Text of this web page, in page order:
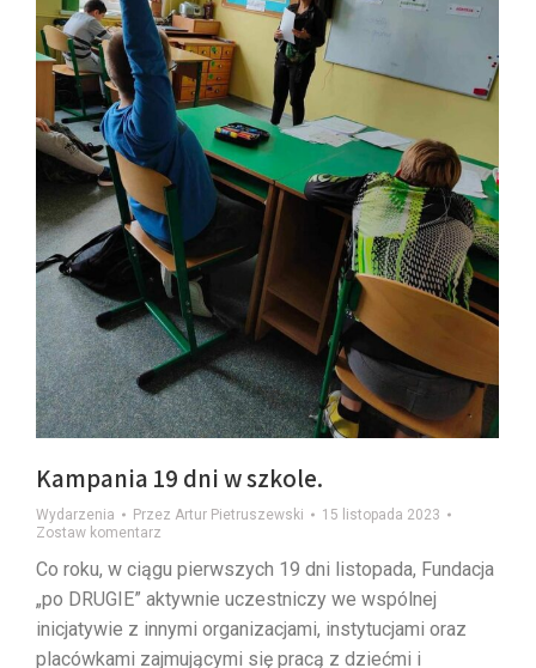
Kampania 19 dni w szkole.
Wydarzenia Przez Artur Pietruszewski
15 listopada 2023
Zostaw komentarz
Co roku, w ciągu pierwszych 19 dni listopada, Fundacja
„po DRUGIE” aktywnie uczestniczy we wspólnej
inicjatywie z innymi organizacjami, instytucjami oraz
placówkami zajmującymi się pracą z dziećmi i